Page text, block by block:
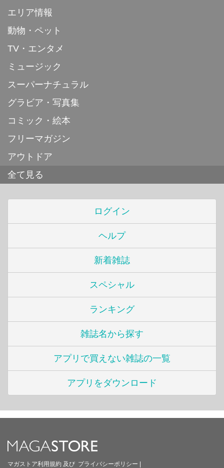
エリア情報
動物・ペット
TV・エンタメ
ミュージック
スーパーナチュラル
グラビア・写真集
コミック・絵本
フリーマガジン
アウトドア
全て見る
ログイン
ヘルプ
新着雑誌
スペシャル
ランキング
雑誌名から探す
アプリで買えない雑誌の一覧
アプリをダウンロード
マガストア利用規約 及び プライバシーポリシー